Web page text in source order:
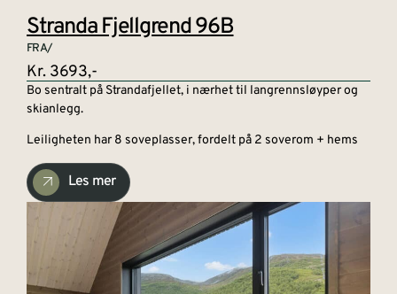
Stranda Fjellgrend 96B
FRA/
Kr. 3693,-
Bo sentralt på Strandafjellet, i nærhet til langrennsløyper og
skianlegg.
Leiligheten har 8 soveplasser, fordelt på 2 soverom + hems
Les mer